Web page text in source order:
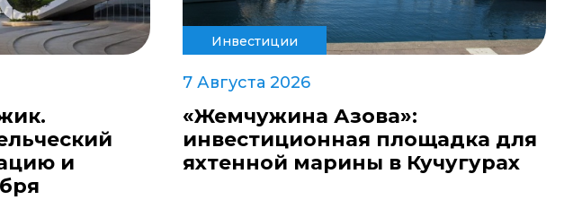
и
Инвестиции
7 Августа 2026
«Жемчужина Азова»:
инвестиционная площадка для
яхтенной марины в Кучугурах